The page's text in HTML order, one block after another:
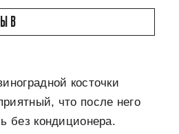
косточки
что после него
без кондиционера.